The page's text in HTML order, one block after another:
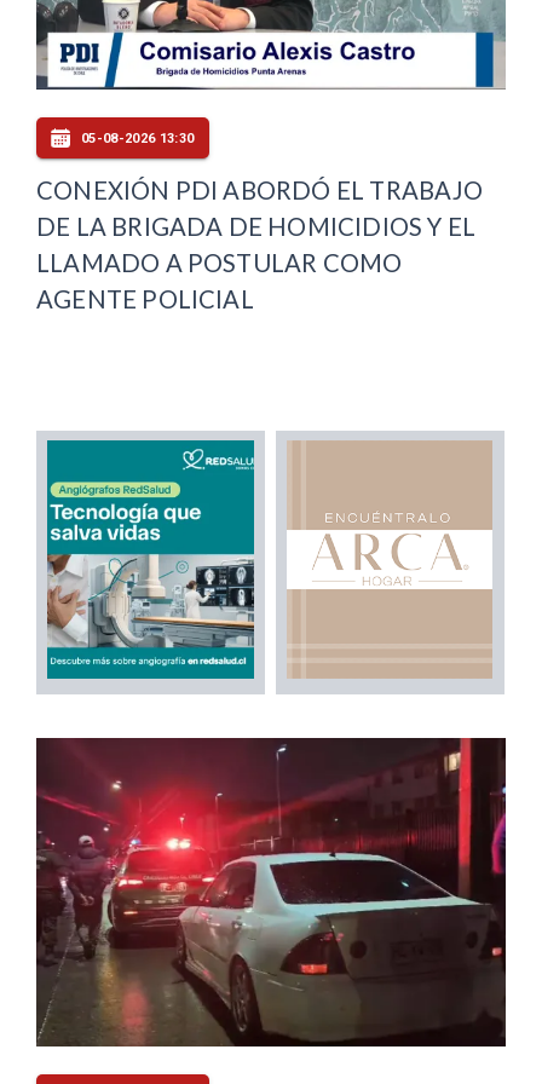
05-08-2026 13:30
CONEXIÓN PDI ABORDÓ EL TRABAJO
DE LA BRIGADA DE HOMICIDIOS Y EL
LLAMADO A POSTULAR COMO
AGENTE POLICIAL